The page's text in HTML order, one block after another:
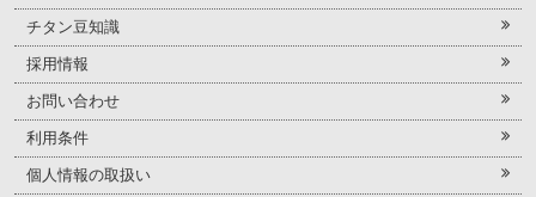
チタン豆知識
採用情報
お問い合わせ
利用条件
個人情報の取扱い